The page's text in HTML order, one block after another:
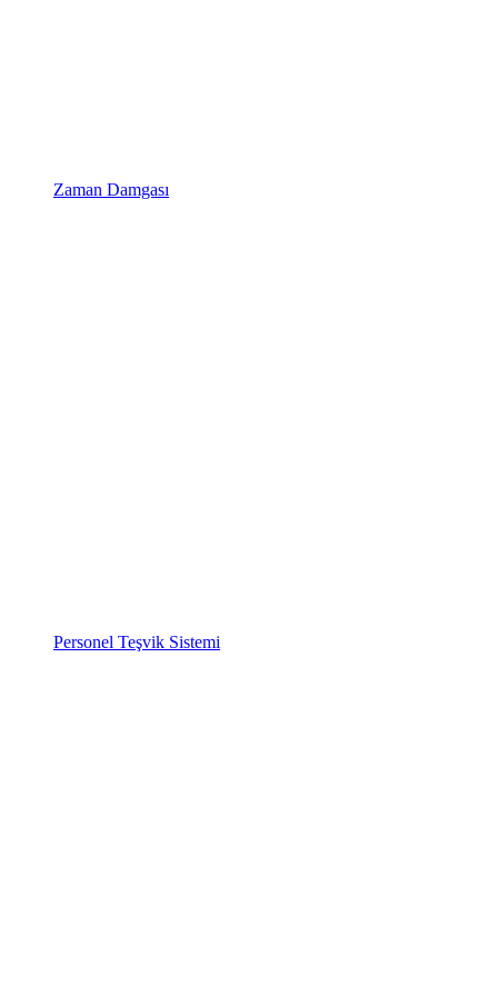
Zaman Damgası
Personel Teşvik Sistemi